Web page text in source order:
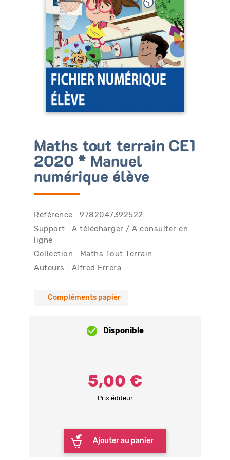
Bénéficiez de tarifs préférentiels
Téléchargez des ressources gratuites
Recevez des informations sur nos nouveautés
Maths tout terrain CE1
2020 * Manuel
numérique élève
Référence : 9782047392522
Support : A télécharger / A consulter en
ligne
Collection : Maths Tout Terrain
Auteurs : Alfred Errera
Compléments papier
Disponible
Prix éditeur
5,00 €
Ajouter au panier